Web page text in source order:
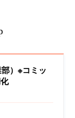
）※コミッ